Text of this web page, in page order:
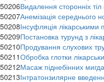
50206Видалення сторонніх
50207Анемізація середнього
50208Інсуфляція
50209Постановка турунд з
50210Продування слухових
50211Обробка глотки
50212Масаж піднебінних
50213Інтратонзилярне